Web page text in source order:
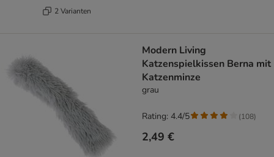
2 Varianten
Modern Living
Katzenspielkissen Berna mit
Katzenminze
grau
2,49 €
Rating: 4.4/5 (108)